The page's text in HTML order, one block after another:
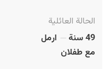
الحالة العائلية
49 سنة
ارمل
مع طفلان